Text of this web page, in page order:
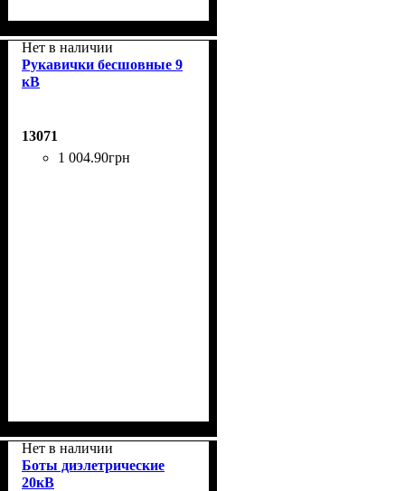
Нет в наличии
Рукавички бесшовные 9
кВ
13071
1 004.90грн
Нет в наличии
Боты диэлетрические
20кВ